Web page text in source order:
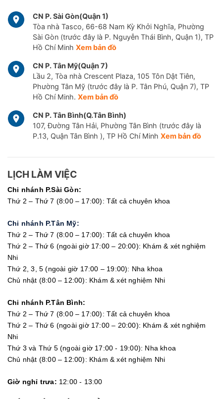
CN P. Sài Gòn(Quận 1)
Tòa nhà Tasco, 66-68 Nam Kỳ Khởi Nghĩa, Phường
Sài Gòn (trước đây là P. Nguyễn Thái Bình, Quận 1), TP
Hồ Chí Minh Xem bản đồ
CN P. Tân Mỹ(Quận 7)
Lầu 2, Tòa nhà Crescent Plaza, 105 Tôn Dật Tiên,
Phường Tân Mỹ (trước đây là P. Tân Phú, Quận 7), TP
Hồ Chí Minh. Xem bản đồ
CN P. Tân Bình(Q.Tân Bình)
107, Đường Tân Hải, Phường Tân Bình (trước đây là
P.13, Quận Tân Bình ), TP Hồ Chí Minh Xem bản đồ
LỊCH LÀM VIỆC
Chi nhánh P.Sài Gòn:
Thứ 2 – Thứ 7 (8:00 – 17:00): Tất cả chuyên khoa
Chi nhánh P.Tân Mỹ:
Thứ 2 – Thứ 7 (8:00 – 17:00): Tất cả chuyên khoa
Thứ 2 – Thứ 6 (ngoài giờ 17:00 – 20:00): Khám & xét nghiệm
Nhi
Thứ 2, 3, 5 (ngoài giờ 17:00 – 19:00): Nha khoa
Chủ nhật (8:00 – 12:00): Khám & xét nghiệm Nhi
Chi nhánh P.Tân Bình:
Thứ 2 – Thứ 7 (8:00 – 17:00): Tất cả chuyên khoa
Thứ 2 – Thứ 6 (ngoài giờ 17:00 – 20:00): Khám & xét nghiệm
Nhi
Thứ 3 và Thứ 5 (ngoài giờ 17:00 - 19:00): Nha khoa
Chủ nhật (8:00 – 12:00): Khám & xét nghiệm Nhi
Giờ nghỉ trưa: 12:00 - 13:00